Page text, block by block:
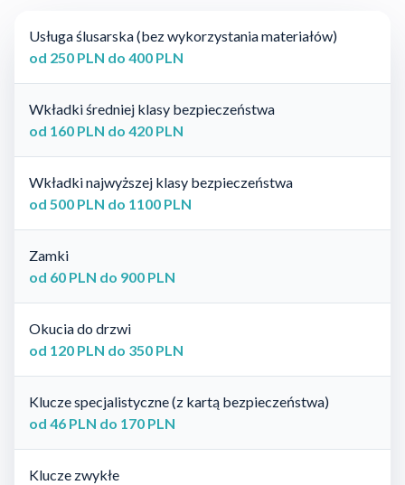
Usługa ślusarska (bez wykorzystania materiałów)
od 250 PLN do 400 PLN
Wkładki średniej klasy bezpieczeństwa
od 160 PLN do 420 PLN
Wkładki najwyższej klasy bezpieczeństwa
od 500 PLN do 1100 PLN
Zamki
od 60 PLN do 900 PLN
Okucia do drzwi
od 120 PLN do 350 PLN
Klucze specjalistyczne (z kartą bezpieczeństwa)
od 46 PLN do 170 PLN
Klucze zwykłe